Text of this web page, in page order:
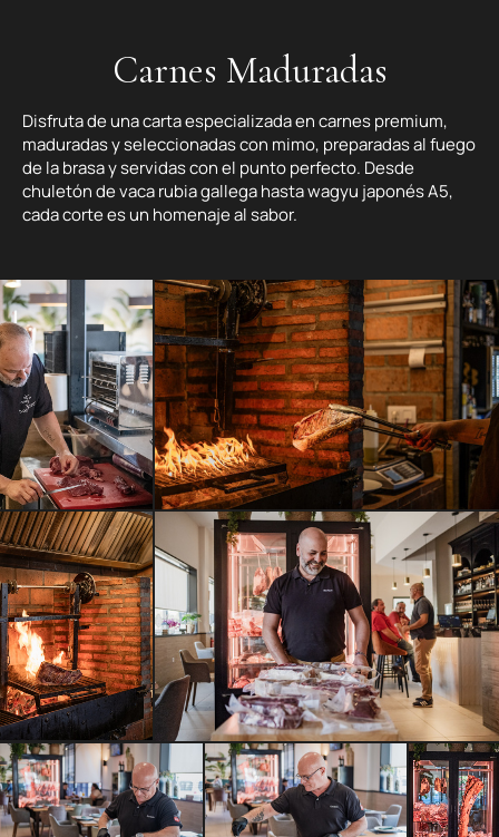
Carnes Maduradas
Disfruta de una carta especializada en carnes premium,
maduradas y seleccionadas con mimo, preparadas al fuego
de la brasa y servidas con el punto perfecto. Desde
chuletón de vaca rubia gallega hasta wagyu japonés A5,
cada corte es un homenaje al sabor.